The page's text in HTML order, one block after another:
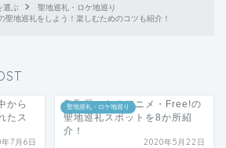
選ぶ
聖地巡礼・ロケ地巡り
聖地巡礼をしよう！楽しむためのコツも紹介！
から
たス
7月6日
聖地巡礼・ロケ地巡り
鳥取県にあるアニメ・Free!の
聖地巡礼スポットを8か所紹
介！
2020年5月22日